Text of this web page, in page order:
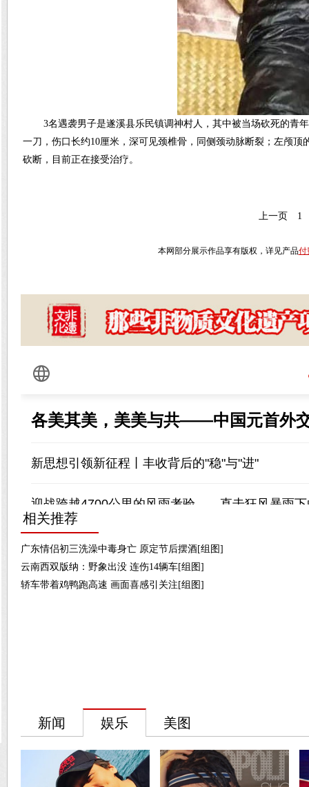
3名遇袭男子是遂溪县乐民镇调神村人，其中被当场砍死的青
一刀，伤口长约10厘米，深可见颈椎骨，同侧颈动脉断裂；左颅
砍断，目前正在接受治疗。
上一页 1
本网部分展示作品享有版权，详见产品付
相关推荐
广东情侣初三洗澡中毒身亡 原定节后摆酒[组图]
云南西双版纳：野象出没 连伤14辆车[组图]
轿车带着鸡鸭跑高速 画面喜感引关注[组图]